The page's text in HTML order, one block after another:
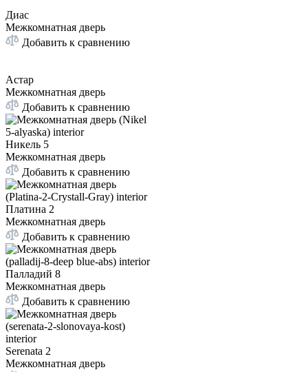
Диас
Межкомнатная дверь
Добавить к сравнению
Астар
Межкомнатная дверь
Добавить к сравнению
Никель 5
Межкомнатная дверь
Добавить к сравнению
Платина 2
Межкомнатная дверь
Добавить к сравнению
Палладий 8
Межкомнатная дверь
Добавить к сравнению
Serenata 2
Межкомнатная дверь